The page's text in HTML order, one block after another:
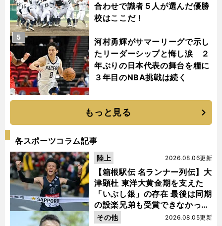
合わせで識者５人が選んだ優勝
校はここだ！
河村勇輝がサマーリーグで示し
たリーダーシップと悔し涙 ２
年ぶりの日本代表の舞台を糧に
３年目のNBA挑戦は続く
5
もっと見る
各スポーツコラム記事
【箱根駅伝 名ランナー列伝】大
津顕杜 東洋大黄金期を支えた
「いぶし銀」の存在 最後は同期
の設楽兄弟も受賞できなかった
金栗杯に輝く
2026.08.06更新
陸上
2026.08.05更新
その他